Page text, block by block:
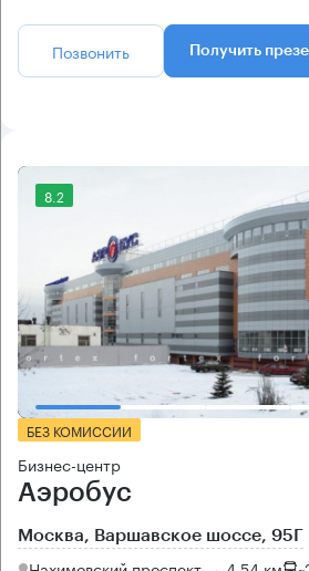
Позвонить Получить
8.2
БЕЗ КОМИССИИ
Бизнес-центр
Аэробус
Москва, Варшавское шоссе, 95Г